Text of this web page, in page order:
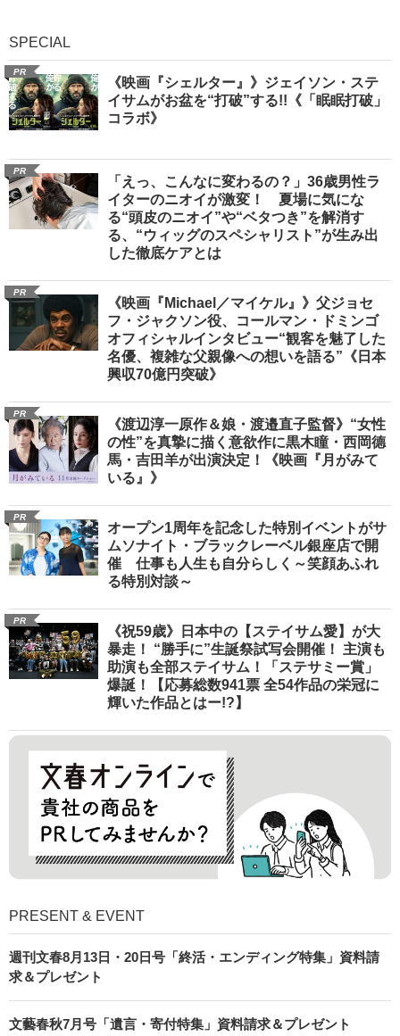
SPECIAL
PR
《映画『シェルター』》ジェイソン・ステ
イサムがお盆を“打破”する!!《「眠眠打破」
コラボ》
PR
「えっ、こんなに変わるの？」36歳男性ラ
イターのニオイが激変！ 夏場に気にな
る“頭皮のニオイ”や“ベタつき”を解消す
る、“ウィッグのスペシャリスト”が生み出
した徹底ケアとは
PR
《映画『Michael／マイケル』》父ジョセ
フ・ジャクソン役、コールマン・ドミンゴ
オフィシャルインタビュー“観客を魅了した
名優、複雑な父親像への想いを語る”《日本
興収70億円突破》
PR
《渡辺淳一原作＆娘・渡邉直子監督》“女性
の性”を真摯に描く意欲作に黒木瞳・西岡德
馬・吉田羊が出演決定！《映画『月がみて
いる』》
PR
オープン1周年を記念した特別イベントがサ
ムソナイト・ブラックレーベル銀座店で開
催 仕事も人生も自分らしく～笑顔あふれ
る特別対談～
PR
《祝59歳》日本中の【ステイサム愛】が大
暴走！ “勝手に”生誕祭試写会開催！ 主演も
助演も全部ステイサム！「ステサミー賞」
爆誕！【応募総数941票 全54作品の栄冠に
輝いた作品とはー!?】
PRESENT & EVENT
週刊文春8月13日・20日号「終活・エンディング特集」資料請
求＆プレゼント
文藝春秋7月号「遺言・寄付特集」資料請求＆プレゼント